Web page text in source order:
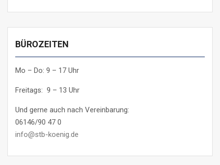
BÜROZEITEN
Mo – Do: 9 – 17 Uhr
Freitags: 9 – 13 Uhr
Und gerne auch nach Vereinbarung:
06146/90 47 0
info@stb-koenig.de